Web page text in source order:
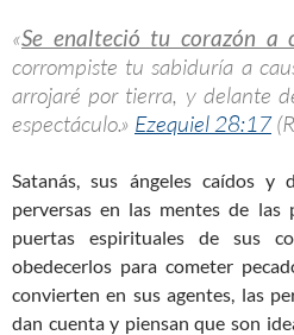
«Se enalteció tu corazón a
corrompiste tu sabiduría a
arrojaré por tierra, y delante
espectáculo.» Ezequiel 28:17
Satanás, sus ángeles caídos y
perversas en las mentes de las
puertas espirituales de sus
obedecerlos para cometer
convierten en sus agentes, las
dan cuenta y piensan que son